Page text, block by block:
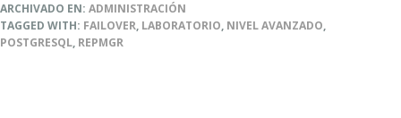
POSTGRESQL
ARCHIVADO EN: ADMINISTRACIÓN
TAGGED WITH: FAILOVER, LABORATORIO, NIVEL AVANZADO,
POSTGRESQL, REPMGR